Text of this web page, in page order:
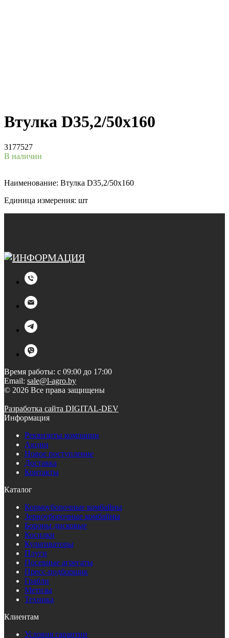
Втулка D35,2/50x160
3177527
В наличии
Наименование: Втулка D35,2/50x160
Единица измерения: шт
Время работы: с 09:00 до 17:00
Email: sale@l-agro.by
© 2026 Все права защищены
Разработка сайта DIGITAL-DEV
Информация
Реквизиты компании
Акции
Новое поступление
Доставка
Контакты
Каталог
Кормоуборочные комбайны
Зерноуборочные комбайны
Бороны дисковые
Косилки
Культиваторы
Плуги
Посевные агрегаты
Пресс-подборщик
Грабли
Метизы
Техника
Клиентам
Условия гарантии